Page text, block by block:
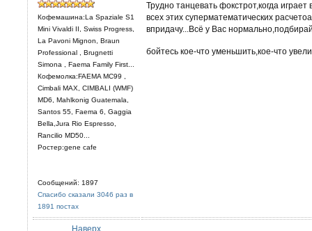
Кофемашина:La Spaziale S1
Mini Vivaldi II, Swiss Progress,
La Pavoni Mignon, Braun
Professional , Brugnetti
Simona , Faema Family First...
Кофемолка:FAEMA MC99 ,
Cimbali MAX, CIMBALI (WMF)
MD6, Mahlkonig Guatemala,
Santos 55, Faema 6, Gaggia
Bella,Jura Rio Espresso,
Rancilio MD50...
Ростер:gene cafe
Сообщений: 1897
Спасибо сказали 3046 раз в
1891 постах
Трудно танцевать фокстрот,когда
всех этих суперматематических
впридачу...Всё у Вас
бойтесь кое-что уменьшить,кое-что
Наверх